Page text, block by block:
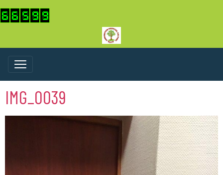
IMG_0039